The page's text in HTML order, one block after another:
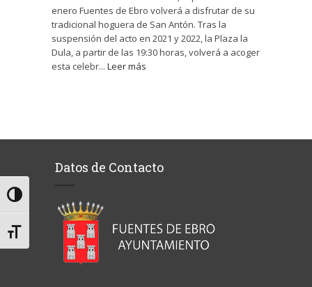
Alternar alto contraste
Alternar tamaño de letra
enero Fuentes de Ebro volverá a disfrutar de su
tradicional hoguera de San Antón. Tras la
suspensión del acto en 2021 y 2022, la Plaza la
Dula, a partir de las 19:30 horas, volverá a acoger
esta celebr... Leer más
Datos de Contacto